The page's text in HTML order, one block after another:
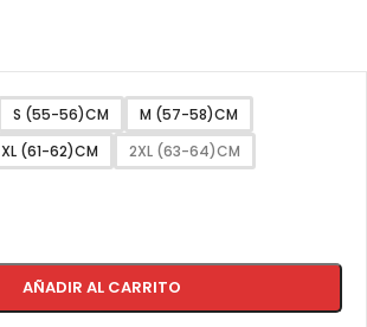
S (55-56)CM
M (57-58)CM
XL (61-62)CM 2XL (63-64)CM
AÑADIR AL CARRITO